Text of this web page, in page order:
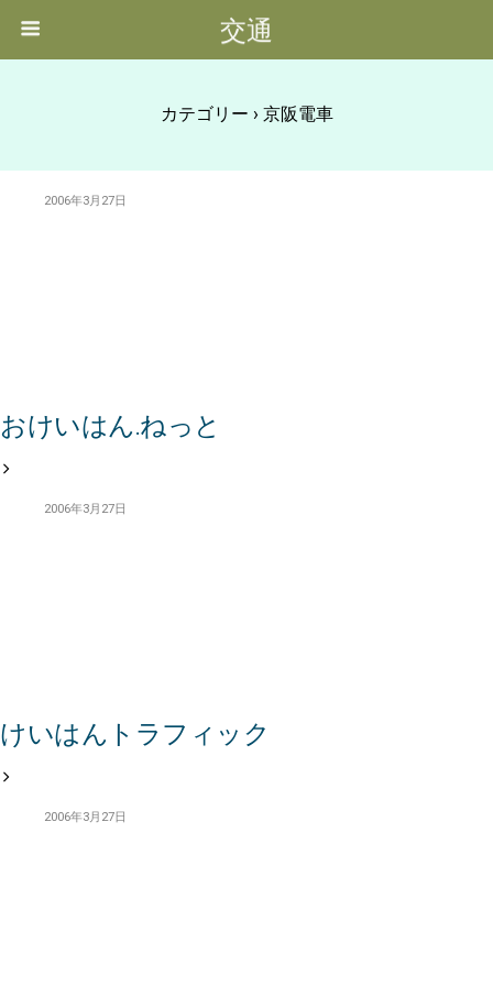
交通
カテゴリー › 京阪電車
2006年3月27日
おけいはん.ねっと
2006年3月27日
けいはんトラフィック
2006年3月27日